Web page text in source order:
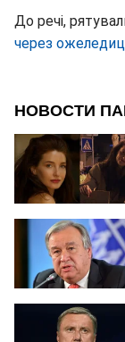
До речі,
через